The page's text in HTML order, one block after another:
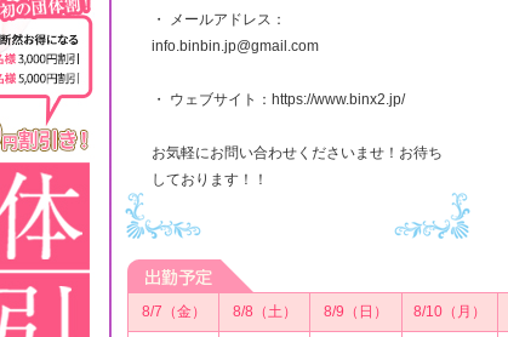
・ メールアドレス：
info.binbin.jp@gmail.com
・ ウェブサイト：https://www.binx2.jp/
お気軽にお問い合わせくださいませ！お待ち
しております！！
8/7（金） 8/8（土） 8/9（日） 8/10（月）